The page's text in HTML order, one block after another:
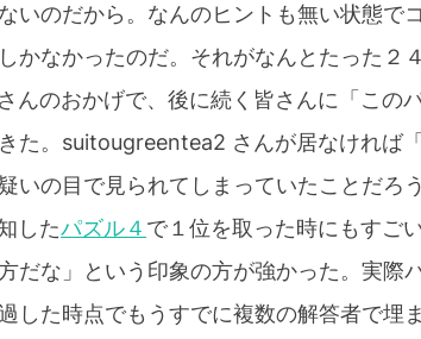
いのだから。なんのヒントも無い状態で
かなかったのだ。それがなんとたった２
んのおかげで、後に続く皆さんに「この
た。suitougreentea2 さんが居なければ
いの目で見られてしまっていたことだろ
したパズル４ で１位を取った時にもすご
だな」という印象の方が強かった。実際
した時点でもうすでに複数の解答者で埋